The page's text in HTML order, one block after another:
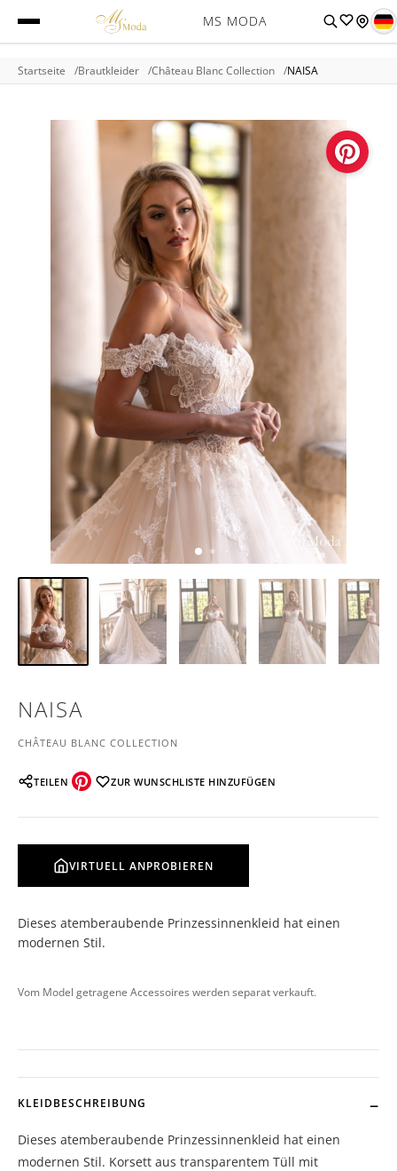
MS MODA
Startseite Brautkleider Château Blanc Collection NAISA
NAISA
CHÂTEAU BLANC COLLECTION
TEILEN ZUR WUNSCHLISTE HINZUFÜGEN
VIRTUELL ANPROBIEREN
Dieses atemberaubende Prinzessinnenkleid hat einen
modernen Stil.
Vom Model getragene Accessoires werden separat verkauft.
KLEIDBESCHREIBUNG
Dieses atemberaubende Prinzessinnenkleid hat einen
modernen Stil. Korsett aus transparentem Tüll mit